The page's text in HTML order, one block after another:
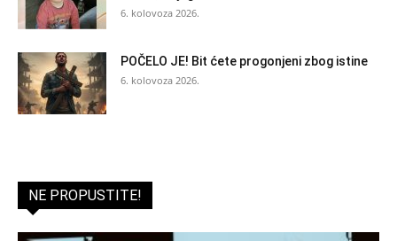
6. kolovoza 2026.
POČELO JE! Bit ćete progonjeni zbog istine
6. kolovoza 2026.
NE PROPUSTITE!